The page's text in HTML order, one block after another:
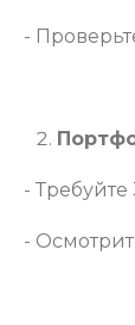
-
- Требуйте
-